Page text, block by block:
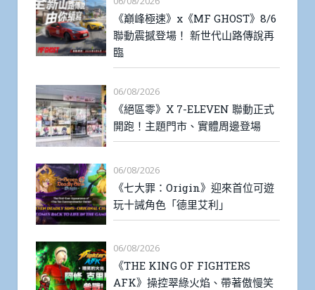
《巔峰極速》x《MF GHOST》8/6
聯動震撼登場！ 新世代山路傳說再
臨
06/08/2026
《絕區零》X 7-ELEVEN 聯動正式
開跑！主題門市、實體周邊登場
06/08/2026
《七大罪：Origin》迎來首位可遊
玩十誡角色「德里艾利」
06/08/2026
《THE KING OF FIGHTERS
AFK》操控翠綠火焰、帶著傲慢笑